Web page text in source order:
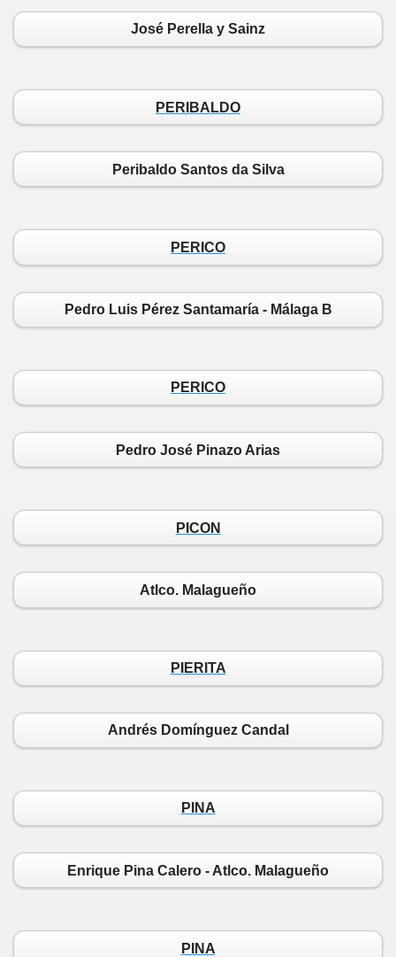
José Perella y Sainz
PERIBALDO
Peribaldo Santos da Silva
PERICO
Pedro Luis Pérez Santamaría - Málaga B
PERICO
Pedro José Pinazo Arias
PICON
Atlco. Malagueño
PIERITA
Andrés Domínguez Candal
PINA
Enrique Pina Calero - Atlco. Malagueño
PINA